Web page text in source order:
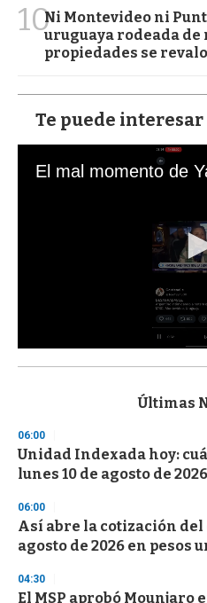
10Ni Montevideo ni
uruguaya rodeada
propiedades se
Te puede interesar
s
d
s
o
f
3
s
c
n
d
Últimas
06:00
Unidad Indexada hoy:
lunes 10 de agosto de
06:00
Así abre la cotización del
agosto de 2026 en pesos
04:30
El MSP aprobó Mounjaro